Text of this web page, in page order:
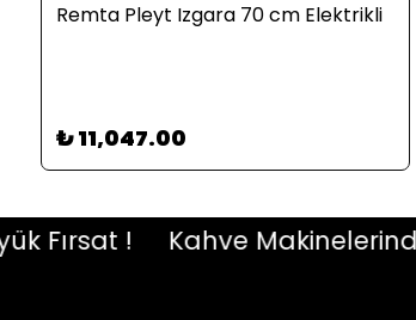
Remta Pleyt Izgara 70 cm Elektrikli
₺ 11,047.00
! Kahve Makinelerinde